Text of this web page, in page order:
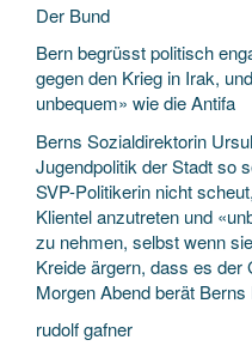
Der Bund
Bern begrüsst politisch
gegen den Krieg in Irak,
unbequem» wie die Antifa
Berns Sozialdirektorin
Jugendpolitik der Stadt so
SVP-Politikerin nicht
Klientel anzutreten und
zu nehmen, selbst wenn
Kreide ärgern, dass es der
Morgen Abend berät
rudolf gafner